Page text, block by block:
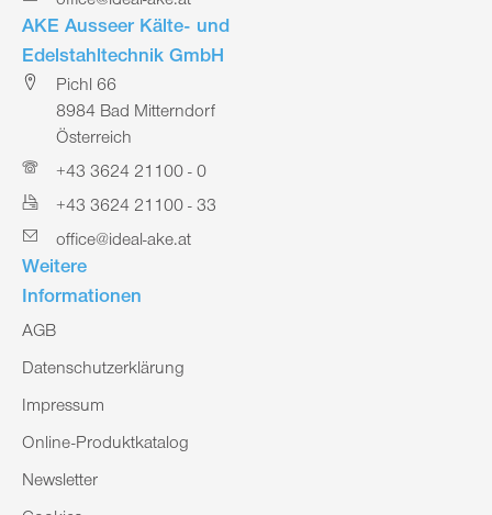
AKE Ausseer Kälte- und
Edelstahltechnik GmbH
Pichl 66
8984 Bad Mitterndorf
Österreich
+43 3624 21100 - 0
+43 3624 21100 - 33
office@ideal-ake.at
Weitere
Informationen
AGB
Datenschutzerklärung
Impressum
Online-Produktkatalog
Newsletter